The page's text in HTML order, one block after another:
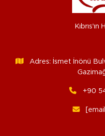
Kıbrıs'ın
Adres: İsmet İnönü
+90